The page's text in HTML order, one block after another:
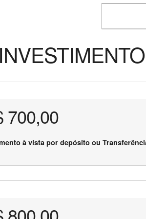
700,00
à vista por depósito ou